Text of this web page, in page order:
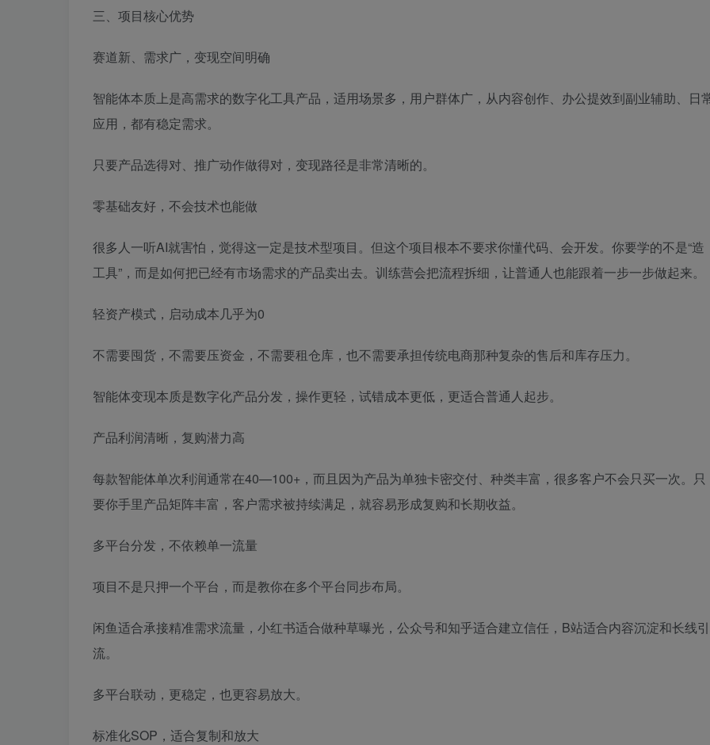
三、项目核心优势
赛道新、需求广，变现空间明确
智能体本质上是高需求的数字化工具产品，适用场景多，用户群体广，从内容创作、办公提效到副业辅助、日
应用，都有稳定需求。
只要产品选得对、推广动作做得对，变现路径是非常清晰的。
零基础友好，不会技术也能做
很多人一听AI就害怕，觉得这一定是技术型项目。但这个项目根本不要求你懂代码、会开发。你要学的不是“造
工具”，而是如何把已经有市场需求的产品卖出去。训练营会把流程拆细，让普通人也能跟着一步一步做起来。
轻资产模式，启动成本几乎为0
不需要囤货，不需要压资金，不需要租仓库，也不需要承担传统电商那种复杂的售后和库存压力。
智能体变现本质是数字化产品分发，操作更轻，试错成本更低，更适合普通人起步。
产品利润清晰，复购潜力高
每款智能体单次利润通常在40—100+，而且因为产品为单独卡密交付、种类丰富，很多客户不会只买一次。只
要你手里产品矩阵丰富，客户需求被持续满足，就容易形成复购和长期收益。
多平台分发，不依赖单一流量
项目不是只押一个平台，而是教你在多个平台同步布局。
闲鱼适合承接精准需求流量，小红书适合做种草曝光，公众号和知乎适合建立信任，B站适合内容沉淀和长线引
流。
多平台联动，更稳定，也更容易放大。
标准化SOP，适合复制和放大